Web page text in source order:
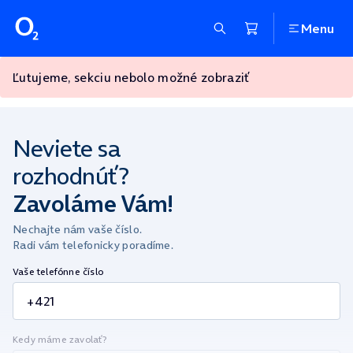
Menu
Ľutujeme, sekciu nebolo možné zobraziť
Neviete sa
rozhodnúť?
Zavoláme Vám!
Nechajte nám vaše číslo.
Radi vám telefonicky poradíme.
Vaše telefónne číslo
Kedy máme zavolať?